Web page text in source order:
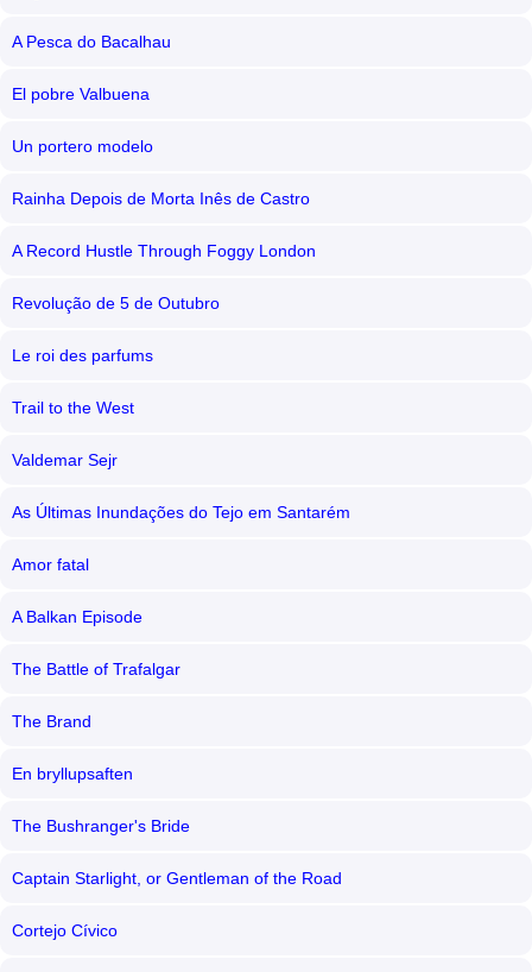
A Pesca do Bacalhau
El pobre Valbuena
Un portero modelo
Rainha Depois de Morta Inês de Castro
A Record Hustle Through Foggy London
Revolução de 5 de Outubro
Le roi des parfums
Trail to the West
Valdemar Sejr
As Últimas Inundações do Tejo em Santarém
Amor fatal
A Balkan Episode
The Battle of Trafalgar
The Brand
En bryllupsaften
The Bushranger's Bride
Captain Starlight, or Gentleman of the Road
Cortejo Cívico